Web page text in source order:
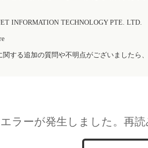
INFORMATION TECHNOLOGY PTE. LTD.
する追加の質問や不明点がございました
エラーが発生しました。再